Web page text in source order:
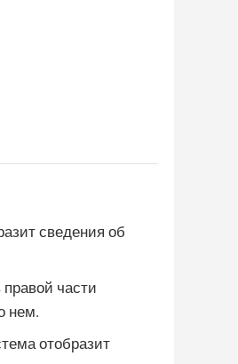
сведения об
части
нем.
отобразит